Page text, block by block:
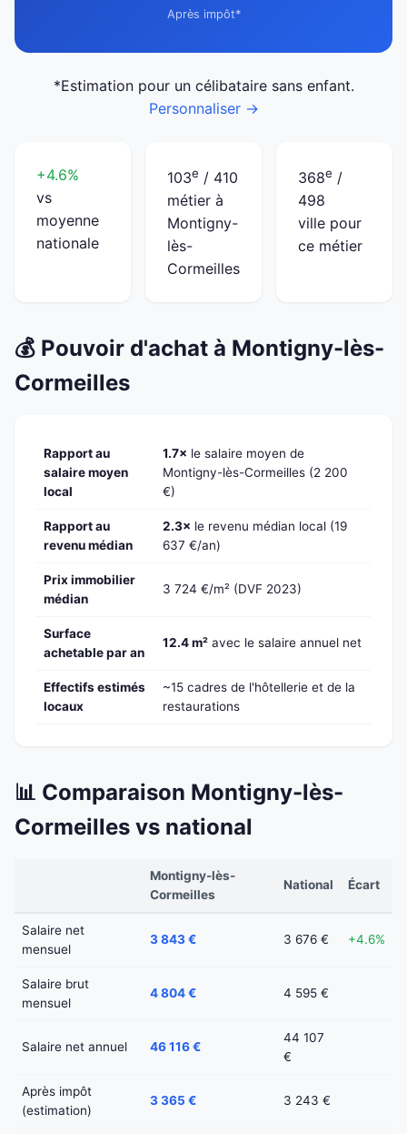
Après impôt*
*Estimation pour un célibataire sans enfant.
Personnaliser →
+4.6%
vs
moyenne
nationale
103e / 410
métier à
Montigny-
lès-
Cormeilles
368e /
498
ville pour
ce métier
💰 Pouvoir d'achat à Montigny-lès-
Cormeilles
Rapport au
salaire moyen
local
1.7× le salaire moyen de
Montigny-lès-Cormeilles (2 200
€)
Rapport au
revenu médian
2.3× le revenu médian local (19
637 €/an)
Prix immobilier
médian
3 724 €/m² (DVF 2023)
Surface
achetable par an
12.4 m² avec le salaire annuel net
Effectifs estimés
locaux
~15 cadres de l'hôtellerie et de la
restaurations
📊 Comparaison Montigny-lès-
Cormeilles vs national
Montigny-lès-
Cormeilles
National Écart
Salaire net
mensuel
3 843 € 3 676 € +4.6%
Salaire brut
mensuel
4 804 € 4 595 €
Salaire net annuel 46 116 €
44 107
€
Après impôt
(estimation)
3 365 € 3 243 €